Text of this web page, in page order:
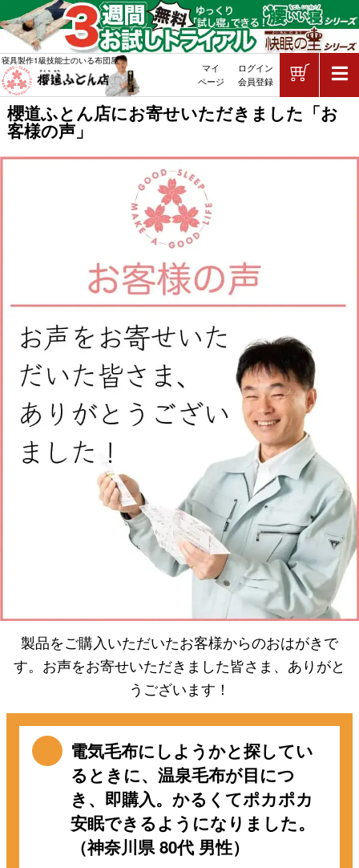
櫻道ふとん店にお寄せいただきました「お
客様の声」
敷布団・掛け布団・羽毛布団・マ
寝具製作1級技能士のいる布団屋
マイ
ページ
ログイン
会員登録
製品をご購入いただいたお客様からのおはがきで
す。お声をお寄せいただきました皆さま、ありがと
うございます！
電気毛布にしようかと探してい
るときに、温泉毛布が目につ
き、即購入。かるくてポカポカ
安眠できるようになりました。
（神奈川県 80代 男性）